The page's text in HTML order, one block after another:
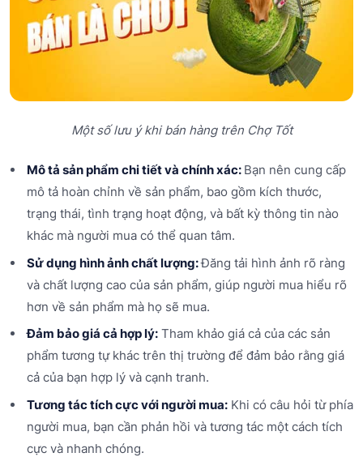
Một số lưu ý khi bán hàng trên Chợ Tốt
Mô tả sản phẩm chi tiết và chính xác: Bạn nên cung cấp
mô tả hoàn chỉnh về sản phẩm, bao gồm kích thước,
trạng thái, tình trạng hoạt động, và bất kỳ thông tin nào
khác mà người mua có thể quan tâm.
Sử dụng hình ảnh chất lượng:Đăng tải hình ảnh rõ ràng
và chất lượng cao của sản phẩm, giúp người mua hiểu rõ
hơn về sản phẩm mà họ sẽ mua.
Đảm bảo giá cả hợp lý:Tham khảo giá cả của các sản
phẩm tương tự khác trên thị trường để đảm bảo rằng giá
cả của bạn hợp lý và cạnh tranh.
Tương tác tích cực với người mua:Khi có câu hỏi từ phía
người mua, bạn cần phản hồi và tương tác một cách tích
cực và nhanh chóng.